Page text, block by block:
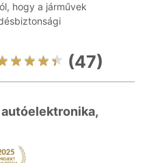
hogy a járművek
(47)